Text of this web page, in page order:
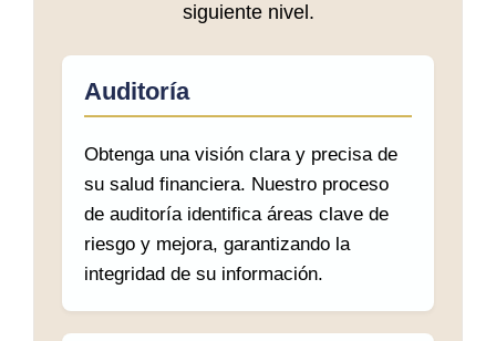
siguiente nivel.
Auditoría
Obtenga una visión clara y precisa de
su salud financiera. Nuestro proceso
de auditoría identifica áreas clave de
riesgo y mejora, garantizando la
integridad de su información.